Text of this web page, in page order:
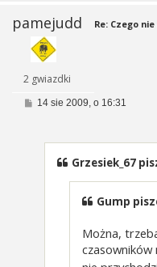
pamejudd
2 gwiazdki
Re: Czego
P14 sie 2009, o 16:31
Grzesiek_67
Gump
Można,
czasowników